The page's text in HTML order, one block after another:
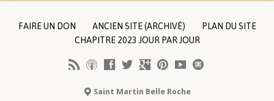
FAIRE UN DON ANCIEN SITE (ARCHIVÉ)
PLAN DU SITE
CHAPITRE 2023 JOUR PAR JOUR
Saint Martin Belle Roche